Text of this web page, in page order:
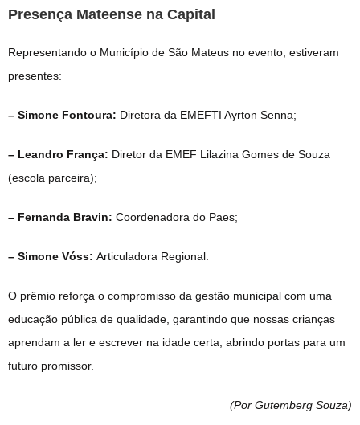
Presença Mateense na Capital
Representando o Município de São Mateus no evento, estiveram
presentes:
– Simone Fontoura: Diretora da EMEFTI Ayrton Senna;
– Leandro França: Diretor da EMEF Lilazina Gomes de Souza
(escola parceira);
– Fernanda Bravin: Coordenadora do Paes;
– Simone Vóss: Articuladora Regional.
O prêmio reforça o compromisso da gestão municipal com uma
educação pública de qualidade, garantindo que nossas crianças
aprendam a ler e escrever na idade certa, abrindo portas para um
futuro promissor.
(Por Gutemberg Souza)